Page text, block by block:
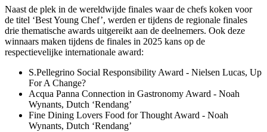
Naast de plek in de wereldwijde finales waar de chefs koken voor
de titel ‘Best Young Chef’, werden er tijdens de regionale finales
drie thematische awards uitgereikt aan de deelnemers. Ook deze
winnaars maken tijdens de finales in 2025 kans op de
respectievelijke internationale award:
S.Pellegrino Social Responsibility Award - Nielsen Lucas, Up
For A Change?
Acqua Panna Connection in Gastronomy Award - Noah
Wynants, Dutch ‘Rendang’
Fine Dining Lovers Food for Thought Award - Noah
Wynants, Dutch ‘Rendang’